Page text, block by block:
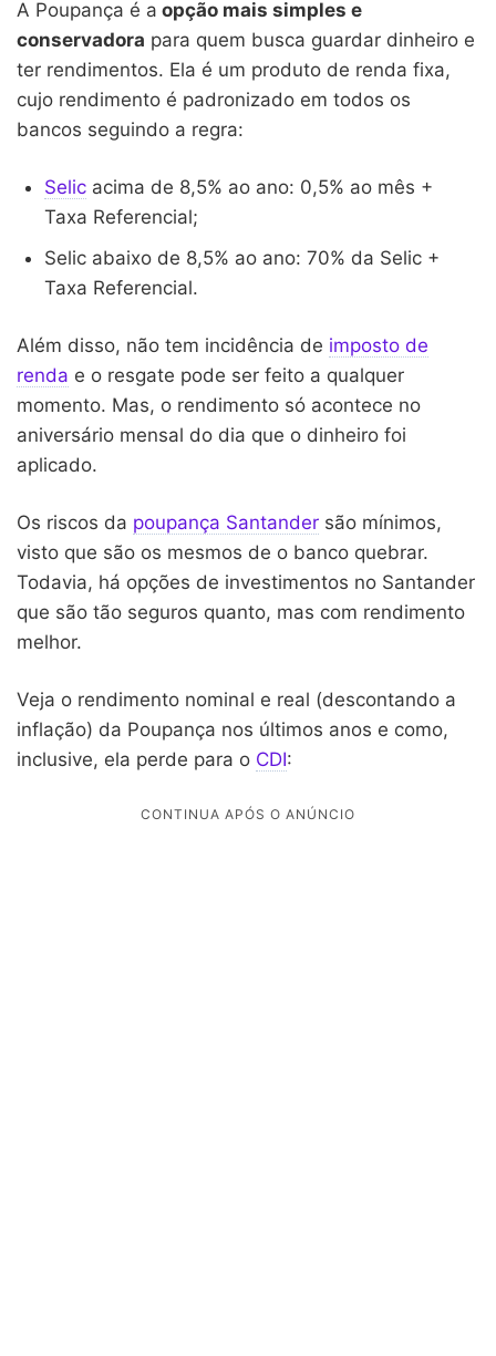
A Poupança é a opção mais simples e
conservadora para quem busca guardar dinheiro e
ter rendimentos. Ela é um produto de renda fixa,
cujo rendimento é padronizado em todos os
bancos seguindo a regra:
Selic acima de 8,5% ao ano: 0,5% ao mês +
Taxa Referencial;
Selic abaixo de 8,5% ao ano: 70% da Selic +
Taxa Referencial.
Além disso, não tem incidência de imposto de
renda e o resgate pode ser feito a qualquer
momento. Mas, o rendimento só acontece no
aniversário mensal do dia que o dinheiro foi
aplicado.
Os riscos da poupança Santander são mínimos,
visto que são os mesmos de o banco quebrar.
Todavia, há opções de investimentos no Santander
que são tão seguros quanto, mas com rendimento
melhor.
Veja o rendimento nominal e real (descontando a
inflação) da Poupança nos últimos anos e como,
inclusive, ela perde para o CDI: